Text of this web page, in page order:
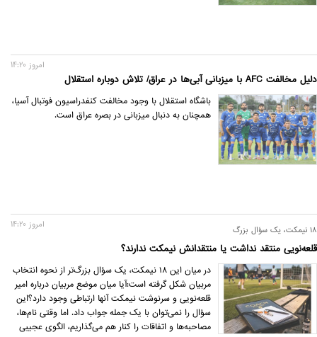
دلیل مخالفت AFC با میزبانی آبی‌ها در عراق/ تلاش دوباره استقلال
امروز 14:20
باشگاه استقلال با وجود مخالفت کنفدراسیون فوتبال آسیا،
همچنان به دنبال میزبانی در بصره عراق است.
۱۸ نیمکت، یک سؤال بزرگ
قلعه‌نویی منتقد نداشت یا منتقدانش نیمکت ندارند؟
امروز 14:20
در میان این ۱۸ نیمکت، یک سؤال بزرگ‌تر از نحوه انتخاب
مربیان شکل گرفته است:آیا میان موضع مربیان درباره امیر
قلعه‌نویی و سرنوشت نیمکت آنها ارتباطی وجود دارد؟این
سؤال را نمی‌توان با یک جمله جواب داد. اما وقتی نام‌ها،
مصاحبه‌ها و اتفاقات را کنار هم می‌گذاریم، الگوی عجیبی